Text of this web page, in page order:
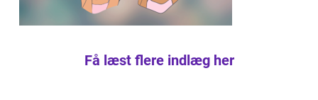
Få læst flere indlæg her